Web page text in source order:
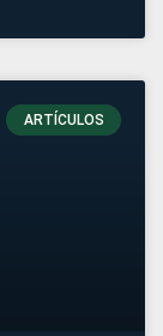
ARTÍCULOS